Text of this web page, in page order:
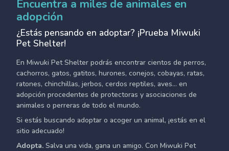
Encuentra a miles de animales en
adopción
¿Estás pensando en adoptar? ¡Prueba Miwuki
Pet Shelter!
En Miwuki Pet Shelter podrás encontrar cientos de perros,
cachorros, gatos, gatitos, hurones, conejos, cobayas, ratas,
ratones, chinchillas, jerbos, cerdos reptiles, aves... en
adopción procedentes de protectoras y asociaciones de
animales o perreras de todo el mundo.
Si estás buscando adoptar o acoger un animal, ¡estás en el
sitio adecuado!
Adopta. Salva una vida, gana un amigo. Con Miwuki Pet